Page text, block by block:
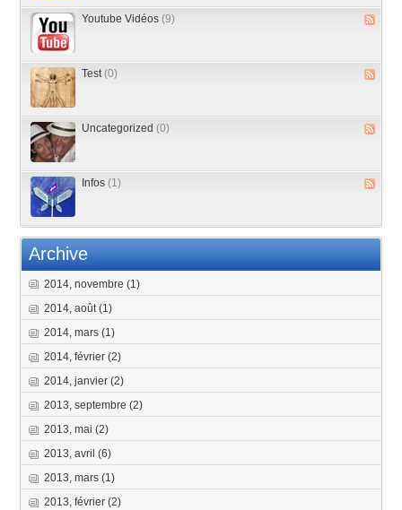
Youtube Vidéos (9)
Test (0)
Uncategorized (0)
Infos (1)
Archive
2014, novembre(1)
2014, août(1)
2014, mars(1)
2014, février(2)
2014, janvier(2)
2013, septembre(2)
2013, mai(2)
2013, avril(6)
2013, mars(1)
2013, février(2)